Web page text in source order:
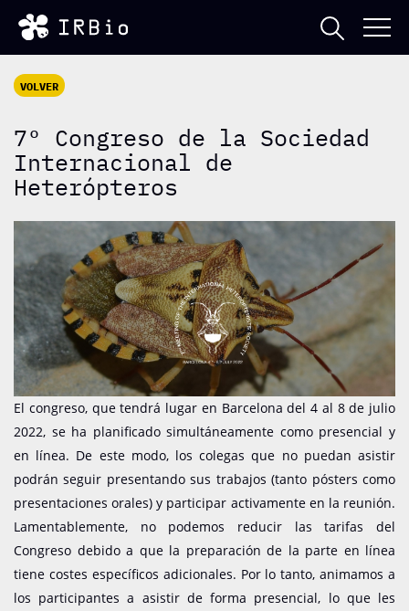
VOLVER
7º Congreso de la Sociedad
Internacional de
Heterópteros
El congreso, que tendrá lugar en Barcelona del 4 al 8 de julio
2022, se ha planificado simultáneamente como presencial y
en línea. De este modo, los colegas que no puedan asistir
podrán seguir presentando sus trabajos (tanto pósters como
presentaciones orales) y participar activamente en la reunión.
Lamentablemente, no podemos reducir las tarifas del
Congreso debido a que la preparación de la parte en línea
tiene costes específicos adicionales. Por lo tanto, animamos a
los participantes a asistir de forma presencial, lo que les